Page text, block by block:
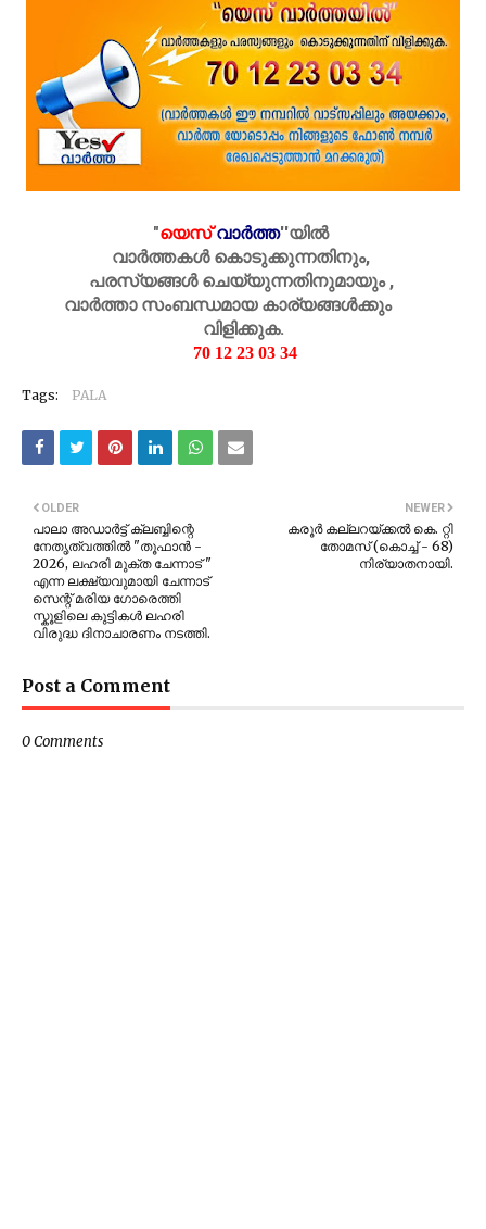
"യെസ് വാർത്ത''യിൽ
വാർത്തകൾ കൊടുക്കുന്നതിനും,
പരസ്യങ്ങൾ ചെയ്യുന്നതിനുമായും ,
വാർത്താ സംബന്ധമായ കാര്യങ്ങൾക്കും
വിളിക്കുക.
70 12 23 03 34
Tags: PALA
NEWER
കരൂർ കല്ലറയ്ക്കൽ കെ. റ്റി
തോമസ് (കൊച്ച് - 68)
നിര്യാതനായി.
OLDER
പാലാ അഡാർട്ട് ക്ലബ്ബിന്റെ
നേതൃത്വത്തിൽ "തൂഫാൻ -
2026, ലഹരി മുക്ത ചേന്നാട് "
എന്ന ലക്ഷ്യവുമായി ചേന്നാട്
സെന്റ് മരിയ ഗോരെത്തി
സ്കൂളിലെ കുട്ടികൾ ലഹരി
വിരുദ്ധ ദിനാചാരണം നടത്തി.
Post a Comment
0 Comments